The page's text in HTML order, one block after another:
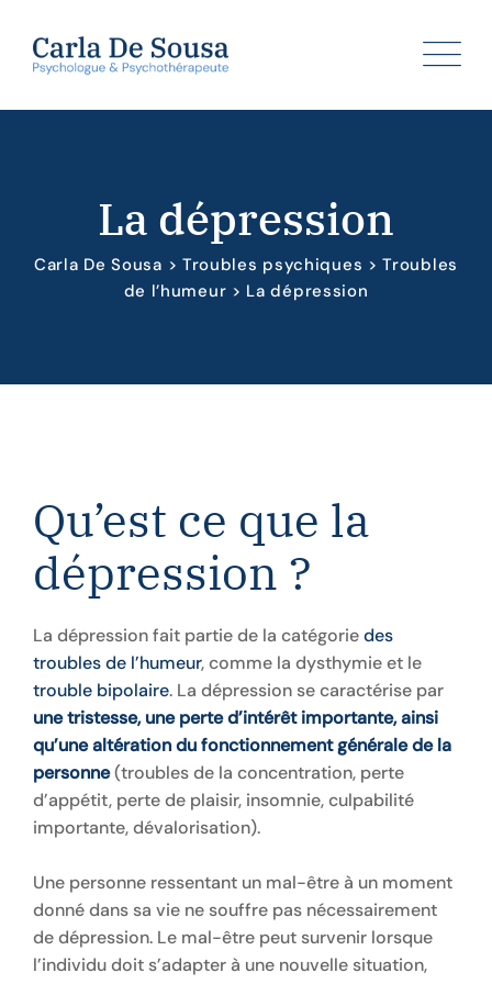
content
La dépression
Carla De Sousa > Troubles psychiques >Troubles
de l’humeur > La dépression
Qu’est ce que la
dépression ?
La dépression fait partie de la catégoriedes
troubles de l’humeur, comme la dysthymie et le
trouble bipolaire. La dépression se caractérise par
une tristesse, une perte d’intérêt importante, ainsi
qu’une altération du fonctionnement générale de la
personne(troubles de la concentration, perte
d’appétit, perte de plaisir, insomnie, culpabilité
importante, dévalorisation).
Une personne ressentant un mal-être à un moment
donné dans sa vie ne souffre pas nécessairement
de dépression. Le mal-être peut survenir lorsque
l’individu doit s’adapter à une nouvelle situation,